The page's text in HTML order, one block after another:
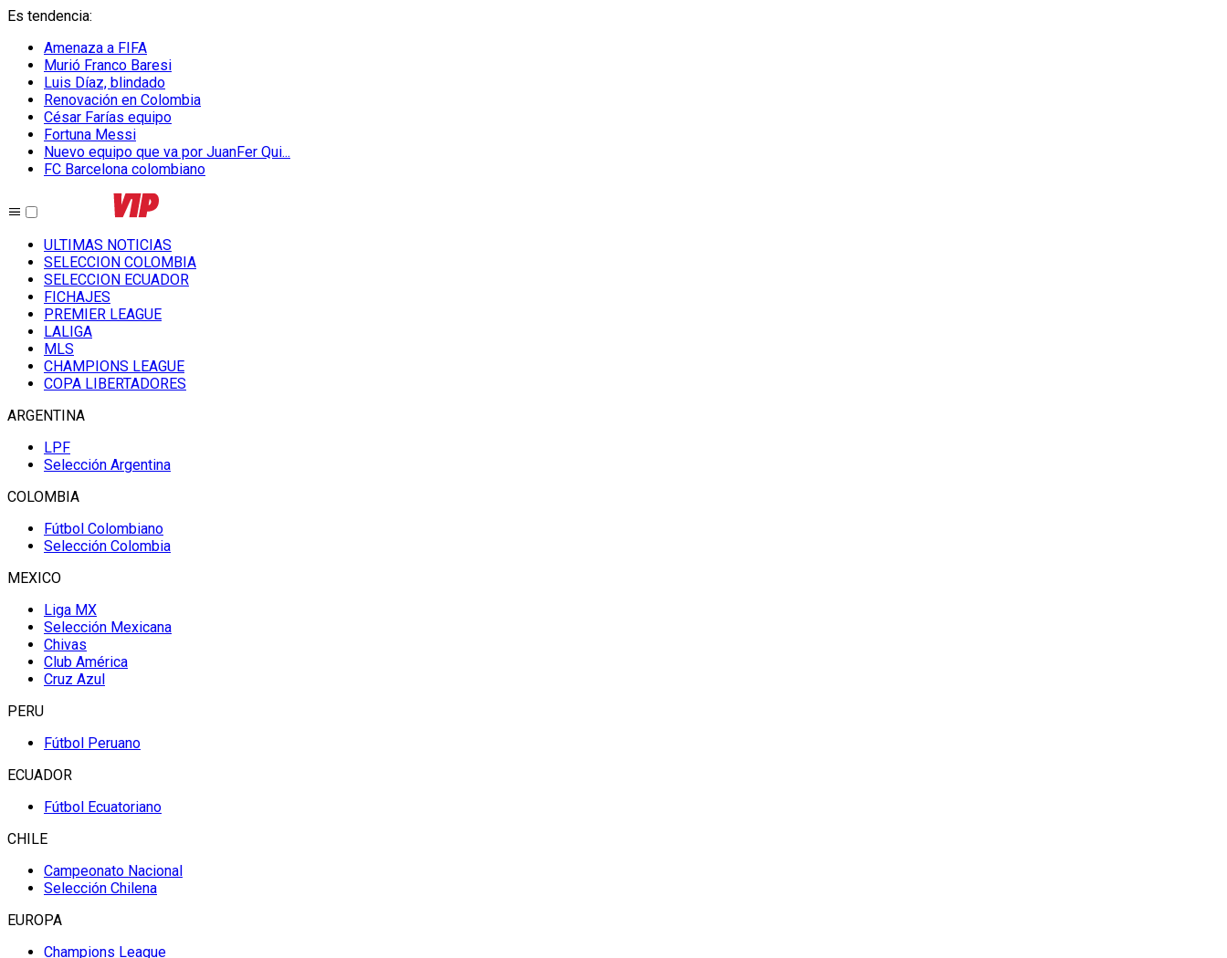
Es tendencia:
Amenaza a FIFA
Murió Franco Baresi
Luis Díaz, blindado
Renovación en Colombia
César Farías equipo
Fortuna Messi
Nuevo equipo que va por JuanFer Qui...
FC Barcelona colombiano
ULTIMAS NOTICIAS
SELECCION COLOMBIA
SELECCION ECUADOR
FICHAJES
PREMIER LEAGUE
LALIGA
MLS
CHAMPIONS LEAGUE
COPA LIBERTADORES
ARGENTINA
LPF
Selección Argentina
COLOMBIA
Fútbol Colombiano
Selección Colombia
MEXICO
Liga MX
Selección Mexicana
Chivas
Club América
Cruz Azul
PERU
Fútbol Peruano
ECUADOR
Fútbol Ecuatoriano
CHILE
Campeonato Nacional
Selección Chilena
EUROPA
Champions League